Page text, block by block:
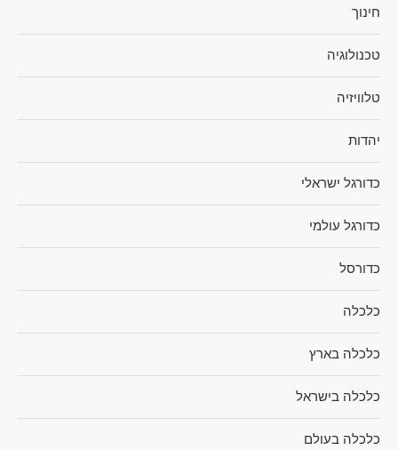
חינוך
טכנולוגיה
טלוויזיה
יהדות
כדורגל ישראלי
כדורגל עולמי
כדורסל
כלכלה
כלכלה בארץ
כלכלה בישראל
כלכלה בעולם